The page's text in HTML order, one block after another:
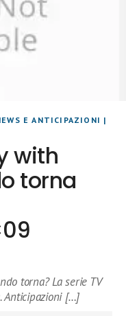
E ANTICIPAZIONI |
with
torna
torna? La serie TV
Anticipazioni […]